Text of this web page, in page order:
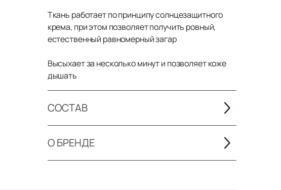
Ткань работает по принципу солнцезащитного
крема, при этом позволяет получить ровный,
естественный равномерный загар
Высыхает за несколько минут и позволяет коже
дышать
СОСТАВ
О БРЕНДЕ